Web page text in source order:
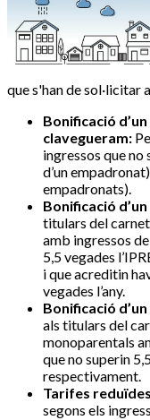
que s'han de sol·licitar
Bonificació
clavegueram:
ingressos que no
d’un
empadronats).
Bonificació
titulars del
amb ingressos
5,5 vegades
i que acreditin
vegades l’any.
Bonificació
als titulars del
monoparentals
que no superin
respectivament.
Tarifes
segons els